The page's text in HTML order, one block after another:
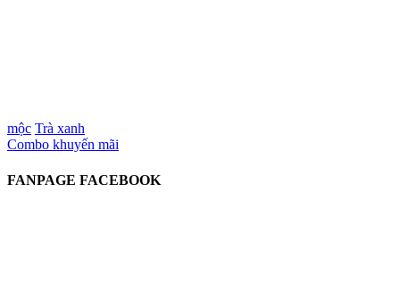
mộc Trà xanh
Combo khuyến mãi
FANPAGE FACEBOOK